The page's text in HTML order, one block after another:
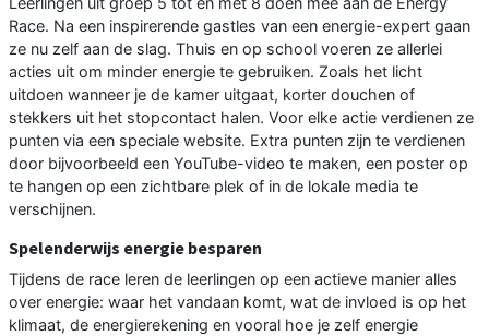
Race. Na een inspirerende gastles van een energie-expert gaan
ze nu zelf aan de slag. Thuis en op school voeren ze allerlei
acties uit om minder energie te gebruiken. Zoals het licht
uitdoen wanneer je de kamer uitgaat, korter douchen of
stekkers uit het stopcontact halen. Voor elke actie verdienen ze
punten via een speciale website. Extra punten zijn te verdienen
door bijvoorbeeld een YouTube-video te maken, een poster op
te hangen op een zichtbare plek of in de lokale media te
verschijnen.
Spelenderwijs energie besparen
Tijdens de race leren de leerlingen op een actieve manier alles
over energie: waar het vandaan komt, wat de invloed is op het
klimaat, de energierekening en vooral hoe je zelf energie